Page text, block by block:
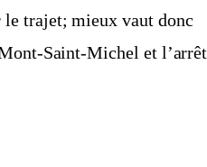
trajet; mieux vaut donc
Saint-Michel et l’arrêt